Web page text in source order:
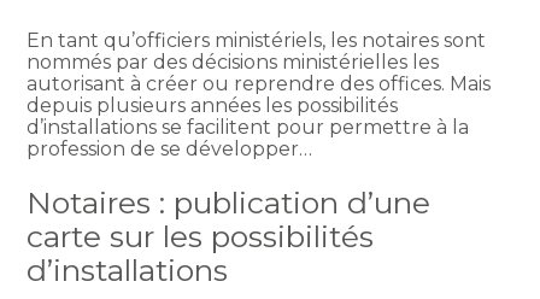
En tant qu’officiers ministériels, les notaires sont
nommés par des décisions ministérielles les
autorisant à créer ou reprendre des offices. Mais
depuis plusieurs années les possibilités
d’installations se facilitent pour permettre à la
profession de se développer…
Notaires : publication d’une
carte sur les possibilités
d’installations